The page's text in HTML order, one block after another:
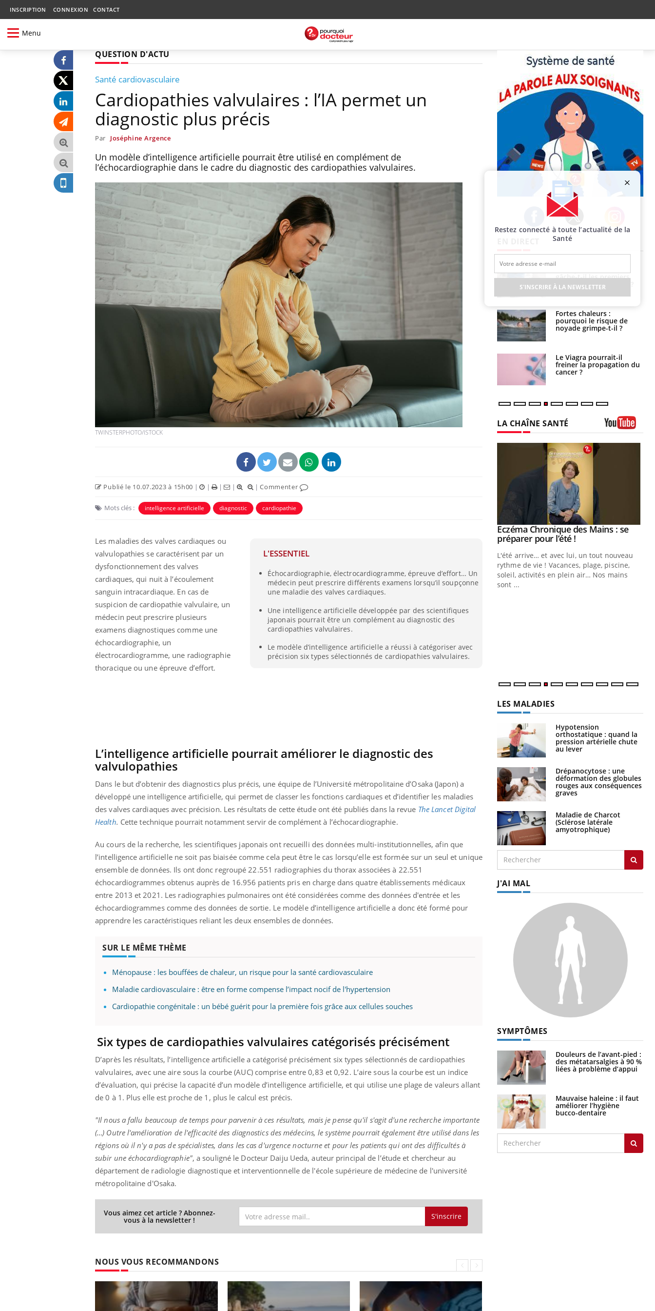
INSCRIPTION CONNEXION CONTACT
Menu
QUESTION D'ACTU
Santé cardiovasculaire
Cardiopathies valvulaires : l’IA permet un
diagnostic plus précis
Par Joséphine Argence
Un modèle d’intelligence artificielle pourrait être utilisé en complément de
l’échocardiographie dans le cadre du diagnostic des cardiopathies valvulaires.
TWINSTERPHOTO/ISTOCK
Publié le 10.07.2023 à 15h00 | | | | |Commenter
Mots clés : intelligence artificielle diagnostic cardiopathie
L'ESSENTIEL
Échocardiographie, électrocardiogramme, épreuve d’effort… Un
médecin peut prescrire différents examens lorsqu’il soupçonne
une maladie des valves cardiaques.
Une intelligence artificielle développée par des scientifiques
japonais pourrait être un complément au diagnostic des
cardiopathies valvulaires.
Le modèle d’intelligence artificielle a réussi à catégoriser avec
précision six types sélectionnés de cardiopathies valvulaires.
Les maladies des valves cardiaques ou
valvulopathies se caractérisent par un
dysfonctionnement des valves
cardiaques, qui nuit à l’écoulement
sanguin intracardiaque. En cas de
suspicion de cardiopathie valvulaire, un
médecin peut prescrire plusieurs
examens diagnostiques comme une
échocardiographie, un
électrocardiogramme, une radiographie
thoracique ou une épreuve d’effort.
L’intelligence artificielle pourrait améliorer le diagnostic des
valvulopathies
Dans le but d’obtenir des diagnostics plus précis, une équipe de l’Université métropolitaine d’Osaka (Japon) a
développé une intelligence artificielle, qui permet de classer les fonctions cardiaques et d’identifier les maladies
des valves cardiaques avec précision. Les résultats de cette étude ont été publiés dans la revue The Lancet Digital
Health. Cette technique pourrait notamment servir de complément à l’échocardiographie.
Au cours de la recherche, les scientifiques japonais ont recueilli des données multi-institutionnelles, afin que
l’intelligence artificielle ne soit pas biaisée comme cela peut être le cas lorsqu’elle est formée sur un seul et unique
ensemble de données. Ils ont donc regroupé 22.551 radiographies du thorax associées à 22.551
échocardiogrammes obtenus auprès de 16.956 patients pris en charge dans quatre établissements médicaux
entre 2013 et 2021. Les radiographies pulmonaires ont été considérées comme des données d'entrée et les
échocardiogrammes comme des données de sortie. Le modèle d’intelligence artificielle a donc été formé pour
apprendre les caractéristiques reliant les deux ensembles de données.
SUR LE MÊME THÈME
Ménopause : les bouffées de chaleur, un risque pour la santé cardiovasculaire
Maladie cardiovasculaire : être en forme compense l’impact nocif de l'hypertension
Cardiopathie congénitale : un bébé guérit pour la première fois grâce aux cellules souches
Six types de cardiopathies valvulaires catégorisés précisément
D’après les résultats, l’intelligence artificielle a catégorisé précisément six types sélectionnés de cardiopathies
valvulaires, avec une aire sous la courbe (AUC) comprise entre 0,83 et 0,92. L’aire sous la courbe est un indice
d’évaluation, qui précise la capacité d’un modèle d’intelligence artificielle, et qui utilise une plage de valeurs allant
de 0 à 1. Plus elle est proche de 1, plus le calcul est précis.
"Il nous a fallu beaucoup de temps pour parvenir à ces résultats, mais je pense qu'il s'agit d'une recherche importante
(…) Outre l'amélioration de l'efficacité des diagnostics des médecins, le système pourrait également être utilisé dans les
régions où il n'y a pas de spécialistes, dans les cas d'urgence nocturne et pour les patients qui ont des difficultés à
subir une échocardiographie", a souligné le Docteur Daiju Ueda, auteur principal de l’étude et chercheur au
département de radiologie diagnostique et interventionnelle de l'école supérieure de médecine de l'université
métropolitaine d'Osaka.
Vous aimez cet article ? Abonnez-
vous à la newsletter ! S'inscrire
NOUS VOUS RECOMMANDONS
Facebook Twitter Instagram
Grossesse à risque : ce jus
naturel attire l'attention
des chercheurs
Comment oublier les
écrans en vacances ?
Toujours connectés :
comment le travail
empiète de plus en plus
sur nos soirées
Cancer colorectal : une
stratégie simple aurait
changé la donne au Pays
basque
Chikungunya, dengue,
West Nile : que se passe-
t-il dans le sud de la
France ?
Les médicaments GLP-1
protègent-ils aussi les os
?
VIH : la fin du comprimé
gâche-t-il les premiers
jours de vos vacances ?
Fortes chaleurs :
pourquoi le risque de
noyade grimpe-t-il ?
Le Viagra pourrait-il
freiner la propagation du
cancer ?
LA CHAÎNE SANTÉ
expliquer ma maladieYoutube
Il y a des sujets qui sont faciles à aborder...
d'autres non ! D'un côté, poser des
questions sur la maladie d'un proche c'est
prévenir
Fatigue, irritabilité, brouillard mental ou
carence en fer sont multiples ce qui la rend
...
patients comme parfois chez les soignants.
Youtube
Eczéma Chronique des Mains : se
préparer pour l’été !Youtube
L'été arrive… et avec lui, un tout nouveau
rythme de vie ! Vacances, plage, piscine,
soleil, activités en plein air… Nos mains
sont ...
LES MALADIES
Hypotension
orthostatique : quand la
pression artérielle chute
au lever
Drépanocytose : une
déformation des globules
rouges aux conséquences
graves
Maladie de Charcot
(Sclérose latérale
amyotrophique)
J'AI MAL
SYMPTÔMES
Douleurs de l’avant-pied :
des métatarsalgies à 90 %
liées à problème d’appui
Mauvaise haleine : il faut
améliorer l’hygiène
bucco-dentaire
Restez connecté à toute l’actualité de la
Santé
S'INSCRIRE À LA NEWSLETTER